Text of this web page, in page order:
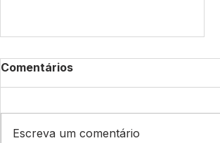
Comentários
Escreva um comentário